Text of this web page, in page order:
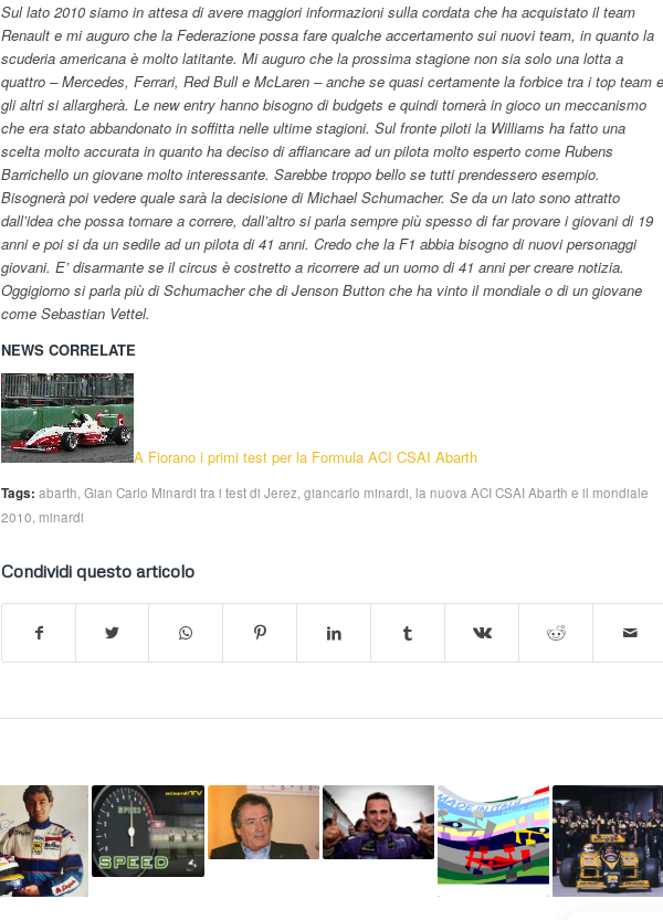
Sul lato 2010 siamo in attesa di avere maggiori informazioni sulla cordata che ha acquistato il team
Renault e mi auguro che la Federazione possa fare qualche accertamento sui nuovi team, in quanto la
scuderia americana è molto latitante. Mi auguro che la prossima stagione non sia solo una lotta a
quattro – Mercedes, Ferrari, Red Bull e McLaren – anche se quasi certamente la forbice tra i top team e
gli altri si allargherà. Le new entry hanno bisogno di budgets e quindi tornerà in gioco un meccanismo
che era stato abbandonato in soffitta nelle ultime stagioni. Sul fronte piloti la Williams ha fatto una
scelta molto accurata in quanto ha deciso di affiancare ad un pilota molto esperto come Rubens
Barrichello un giovane molto interessante. Sarebbe troppo bello se tutti prendessero esempio.
Bisognerà poi vedere quale sarà la decisione di Michael Schumacher. Se da un lato sono attratto
dall’idea che possa tornare a correre, dall’altro si parla sempre più spesso di far provare i giovani di 19
anni e poi si da un sedile ad un pilota di 41 anni. Credo che la F1 abbia bisogno di nuovi personaggi
giovani. E’ disarmante se il circus è costretto a ricorrere ad un uomo di 41 anni per creare notizia.
Oggigiorno si parla più di Schumacher che di Jenson Button che ha vinto il mondiale o di un giovane
come Sebastian Vettel.
NEWS CORRELATE
A Fiorano i primi test per la Formula ACI CSAI Abarth
Tags: abarth Gian Carlo Minardi tra i test di Jerez giancarlo minardi la nuova ACI CSAI Abarth e il mondiale
2010 minardi
Condividi questo articolo